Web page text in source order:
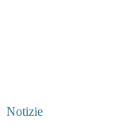
Notizie